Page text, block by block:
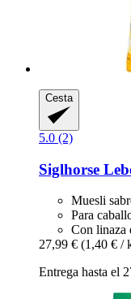
Cesta
5.0 (2)
Siglhorse
Muesli
Para
Con linaza
27,99 € (1,40 € /
Entrega hasta el